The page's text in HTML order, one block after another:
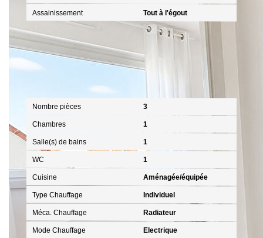
Assainissement Tout à l'égout
Nombre pièces 3
Chambres 1
Salle(s) de bains 1
WC 1
Cuisine Aménagée/équipée
Type Chauffage Individuel
Méca. Chauffage Radiateur
Mode Chauffage Electrique